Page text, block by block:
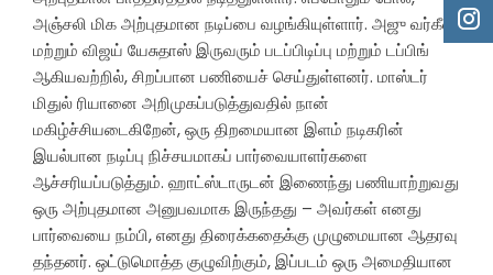
அஞ்சலி மிக அற்புதமான நடிப்பை வழங்கியுள்ளார். அஜு வர்கீஸ்
மற்றும் விஜய் யேசுதாஸ் இருவரும் படப்பிடிப்பு மற்றும் டப்பிங்
ஆகியவற்றில், சிறப்பான பணியைச் செய்துள்ளனர். மாஸ்டர்
மிதுல் ரியானை அறிமுகப்படுத்துவதில் நான்
மகிழ்ச்சியடைகிறேன், ஒரு திறமையான இளம் நடிகரின்
இயல்பான நடிப்பு நிச்சயமாகப் பார்வையாளர்களை
ஆச்சரியப்படுத்தும். ஹாட்ஸ்டாருடன் இணைந்து பணியாற்றுவது
ஒரு அற்புதமான அனுபவமாக இருந்தது – அவர்கள் எனது
பார்வையை நம்பி, எனது திரைக்கதைக்கு முழுமையான ஆதரவு
தந்தனர். ஒட்டுமொத்த குழுவிற்கும், இப்படம் ஒரு அமைதியான